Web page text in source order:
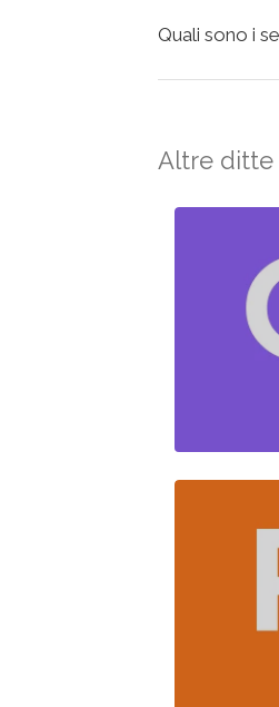
Quali sono i
Altre ditte